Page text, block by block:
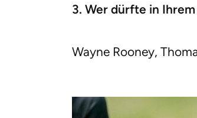
3. Wer dürfte in
Wayne Rooney,